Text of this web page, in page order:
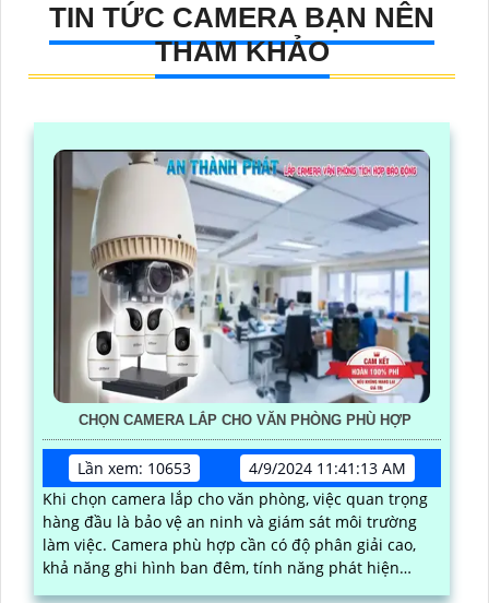
TIN TỨC CAMERA BẠN NÊN
THAM KHẢO
CHỌN CAMERA LẮP CHO VĂN PHÒNG PHÙ HỢP
Lần xem: 10653
4/9/2024 11:41:13 AM
Khi chọn camera lắp cho văn phòng, việc quan trọng
hàng đầu là bảo vệ an ninh và giám sát môi trường
làm việc. Camera phù hợp cần có độ phân giải cao,
khả năng ghi hình ban đêm, tính năng phát hiện
chuyển động và kết nối mạng ổn định